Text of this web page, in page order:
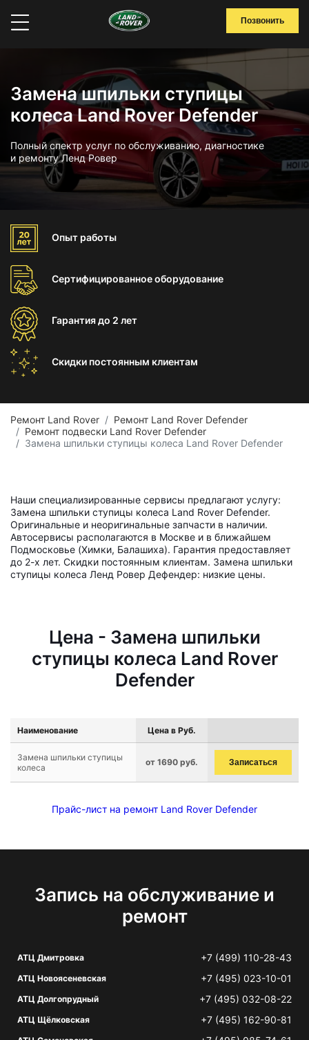
Позвонить
Замена шпильки ступицы
колеса Land Rover Defender
Полный спектр услуг по обслуживанию, диагностике
и ремонту Ленд Ровер
Опыт работы
Сертифицированноеоборудование
Гарантиядо 2 лет
Скидки постоянным клиентам
Ремонт Land Rover
Ремонт Land Rover Defender
Ремонт подвески Land Rover Defender
Замена шпильки ступицы колеса Land Rover Defender
Наши специализированные сервисы предлагают услугу:
Замена шпильки ступицы колеса Land Rover Defender.
Оригинальные и неоригинальные запчасти в наличии.
Автосервисы располагаются в Москве и в ближайшем
Подмосковье (Химки, Балашиха). Гарантия предоставляет
до 2-х лет. Скидки постоянным клиентам. Замена шпильки
ступицы колеса Ленд Ровер Дефендер: низкие цены.
Цена - Замена шпильки
ступицы колеса Land Rover
Defender
Наименование Цена в Руб.
Замена шпильки ступицы
колеса
от 1690 руб. Записаться
Прайс-лист на ремонт Land Rover Defender
Запись на обслуживание и
ремонт
АТЦ Дмитровка +7 (499) 110-28-43
АТЦ Новоясеневская +7 (495) 023-10-01
АТЦ Долгопрудный +7 (495) 032-08-22
АТЦ Щёлковская +7 (495) 162-90-81